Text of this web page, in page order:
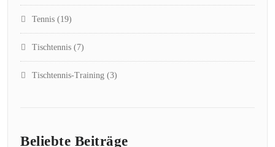
Tennis (19)
Tischtennis (7)
Tischtennis-Training (3)
Beliebte Beiträge